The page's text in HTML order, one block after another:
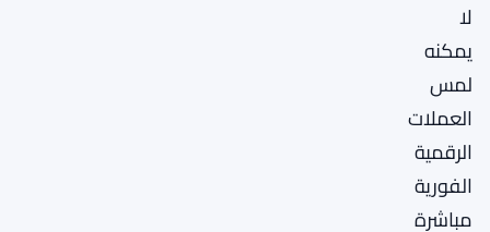
لا
يمكنه
لمس
العملات
الرقمية
الفورية
مباشرة